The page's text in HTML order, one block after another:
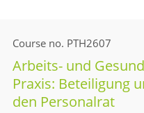
Course no. PTH2607
Arbeits- und
Praxis: Beteiligung
den Personalrat